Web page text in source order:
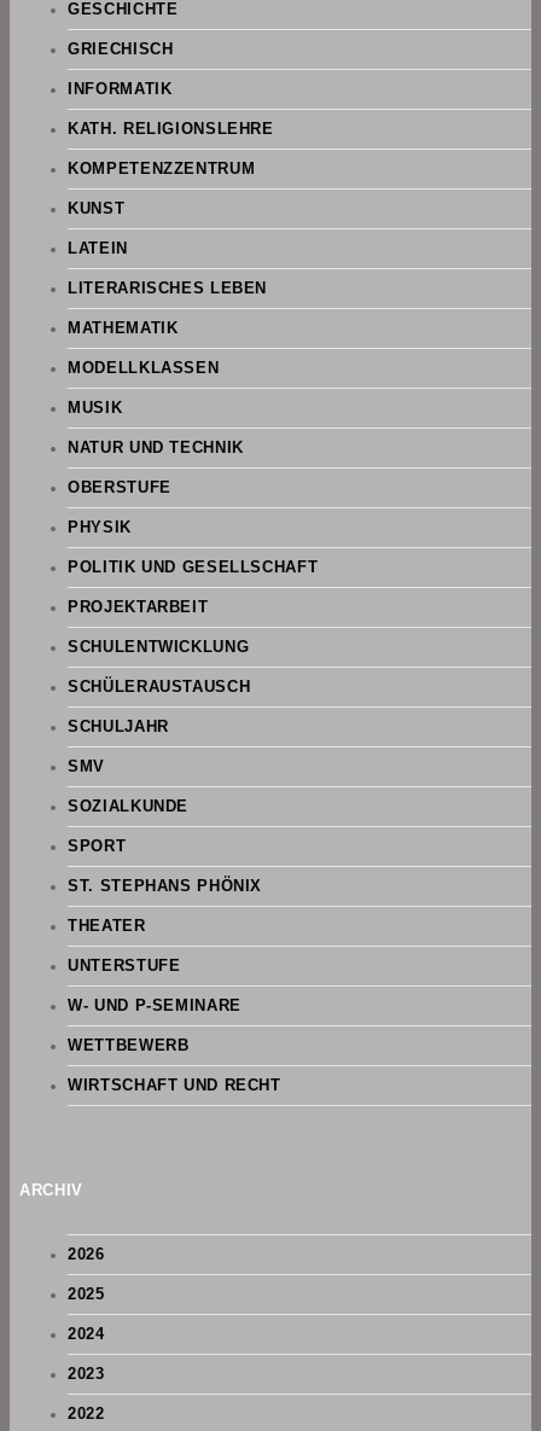
GESCHICHTE
GRIECHISCH
INFORMATIK
KATH. RELIGIONSLEHRE
KOMPETENZZENTRUM
KUNST
LATEIN
LITERARISCHES LEBEN
MATHEMATIK
MODELLKLASSEN
MUSIK
NATUR UND TECHNIK
OBERSTUFE
PHYSIK
POLITIK UND GESELLSCHAFT
PROJEKTARBEIT
SCHULENTWICKLUNG
SCHÜLERAUSTAUSCH
SCHULJAHR
SMV
SOZIALKUNDE
SPORT
ST. STEPHANS PHÖNIX
THEATER
UNTERSTUFE
W- UND P-SEMINARE
WETTBEWERB
WIRTSCHAFT UND RECHT
ARCHIV
2026
2025
2024
2023
2022